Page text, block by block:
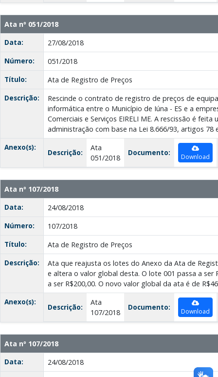
Ata nº 051/2018
Data:
27/08/2018
Número:
051/2018
Título:
Ata de Registro de Preços
Descrição:
Rescinde o contrato de registro de preços de
informática entre o Município de Iúna - ES e a
Comerciais e Serviços EIRELI ME. A rescissão é
administração com base na Lei 8.666/93, artigos 78
Anexo(s):
Descrição:
Ata
051/2018
Documento: Download
Ata nº 107/2018
Data:
24/08/2018
Número:
107/2018
Título:
Ata de Registro de Preços
Descrição:
Ata que reajusta os lotes do Anexo da Ata de
e altera o valor global desta. O lote 001 passa a ser
a ser R$200,00. O novo valor global da ata é de
Anexo(s):
Descrição:
Ata
107/2018
Documento: Download
Ata nº 107/2018
Data:
24/08/2018